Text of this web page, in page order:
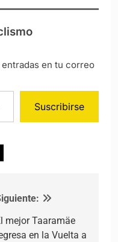
en tu correo
Suscribirse
mejor Taaramäe
en la Vuelta a